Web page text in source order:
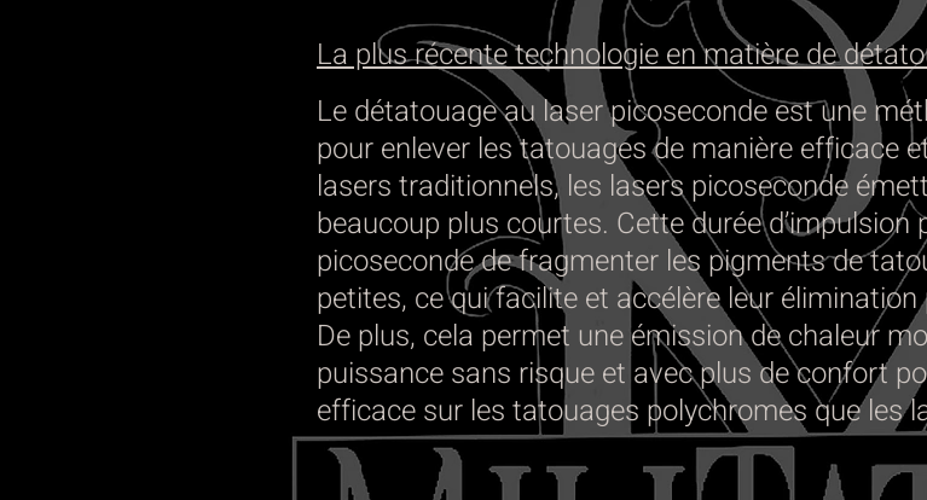
La plus récente technologie en matière de
Le détatouage au laser picoseconde est une
pour enlever les tatouages de manière efficace
lasers traditionnels, les lasers picoseconde
beaucoup plus courtes. Cette durée
picoseconde de fragmenter les pigments de
petites, ce qui facilite et accélère leur
De plus, cela permet une émission de chaleur
puissance sans risque et avec plus de confort
efficace sur les tatouages polychromes que les